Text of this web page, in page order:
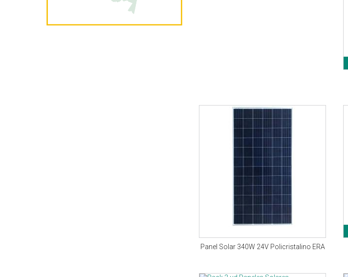
Panel Solar 340W 24V Policristalino ERA